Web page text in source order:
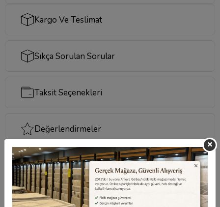
Kargo Ve Teslimat
Sıkça Sorulan Sorular
Taksit Seçenekleri
Değerlendirmeler
Destek Merkezi
Aklınızdaki soruların yanıtları ve önemli konuların